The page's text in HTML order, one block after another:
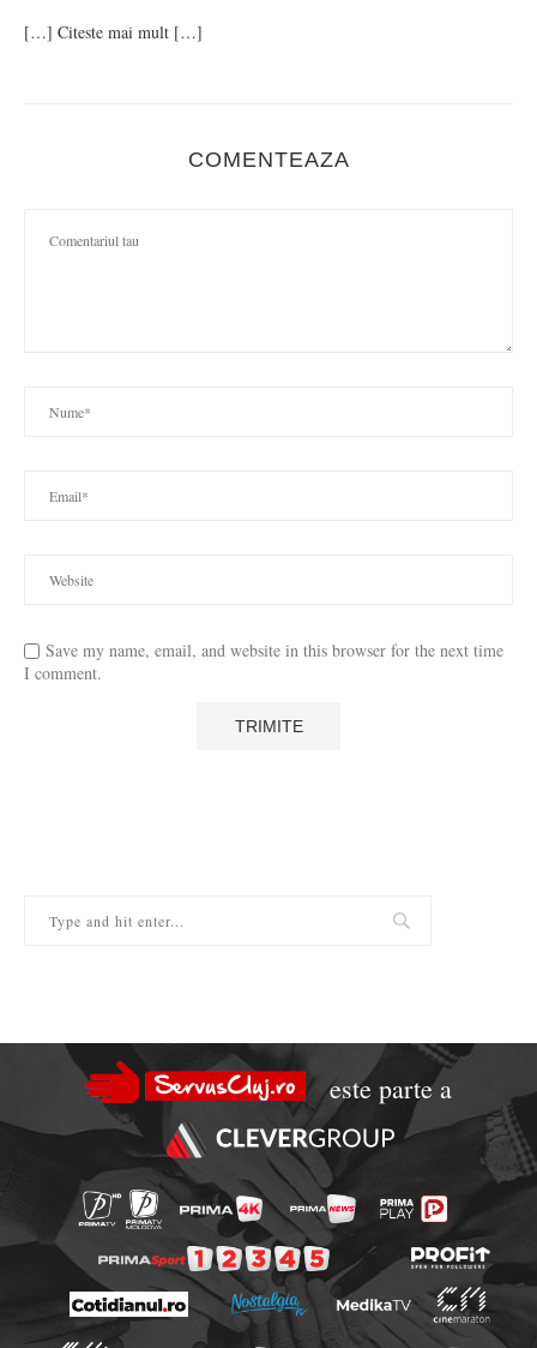
[…] Citeste mai mult […]
COMENTEAZA
Save my name, email, and website in this browser for the next time
I comment.
este parte a